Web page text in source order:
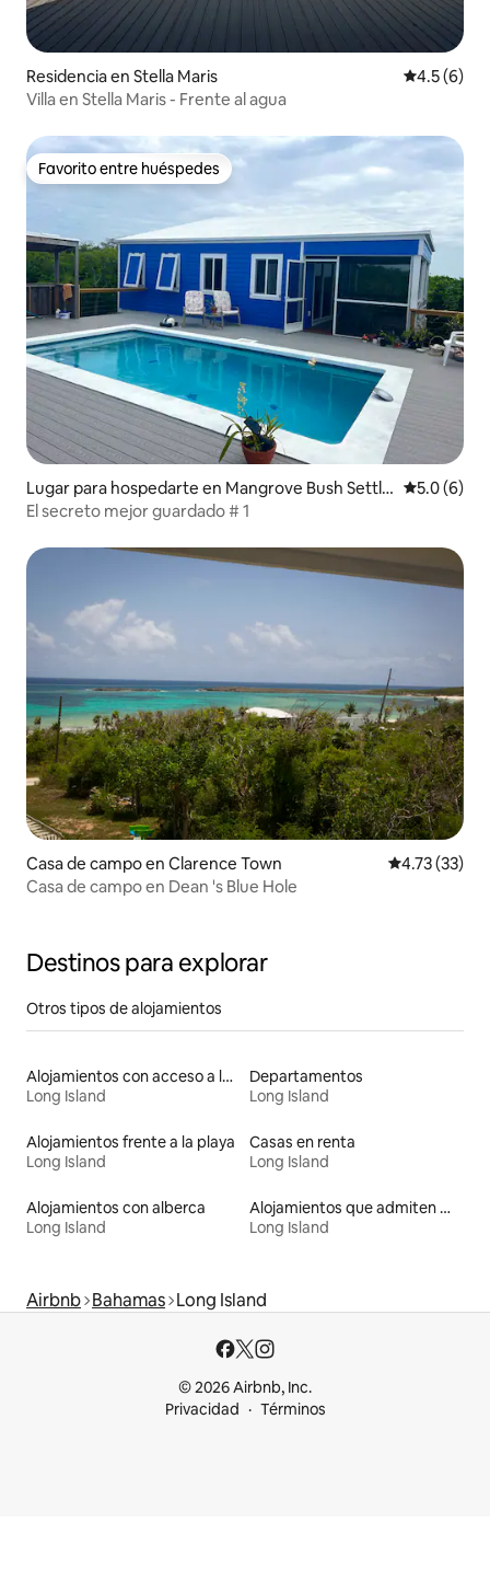
Residencia en Stella Maris
4.5 (6)
Villa en Stella Maris - Frente al agua
Favorito entre huéspedes
Favorito entre huéspedes
Lugar para hospedarte en Mangrove Bush Settle
ment
5.0 (6)
El secreto mejor guardado # 1
Casa de campo en Clarence Town Calificación
4.73 (33)
Casa de campo en Dean 's Blue Hole
Destinos para explorar
Otros tipos de alojamientos
Alojamientos con acceso a la playa
Long Island
Departamentos
Long Island
Alojamientos frente a la playa
Long Island
Casas en renta
Long Island
Alojamientos con alberca
Long Island
Alojamientos que admiten mascotas
Long Island
Airbnb Bahamas Long Island
© 2026 Airbnb, Inc.
Privacidad
Términos